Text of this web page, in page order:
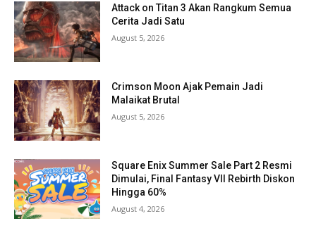
Attack on Titan 3 Akan Rangkum Semua
Cerita Jadi Satu
August 5, 2026
Crimson Moon Ajak Pemain Jadi
Malaikat Brutal
August 5, 2026
Square Enix Summer Sale Part 2 Resmi
Dimulai, Final Fantasy VII Rebirth Diskon
Hingga 60%
August 4, 2026